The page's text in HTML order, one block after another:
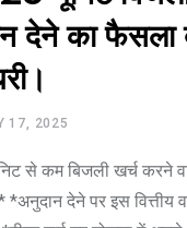
देने का फैसला
17, 2025
से कम बिजली खर्च करने
*अनुदान देने पर इस